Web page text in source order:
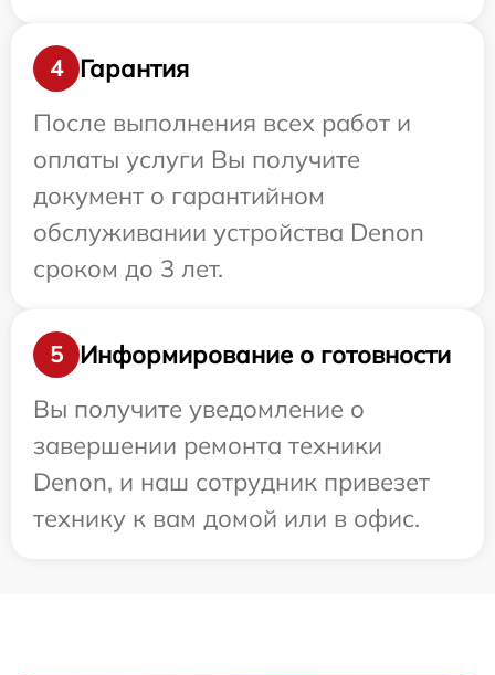
4
Гарантия
После выполнения всех работ и
оплаты услуги Вы получите
документ о гарантийном
обслуживании устройства Denon
сроком до 3 лет.
5
Информирование о готовности
Вы получите уведомление о
завершении ремонта техники
Denon, и наш сотрудник привезет
технику к вам домой или в офис.